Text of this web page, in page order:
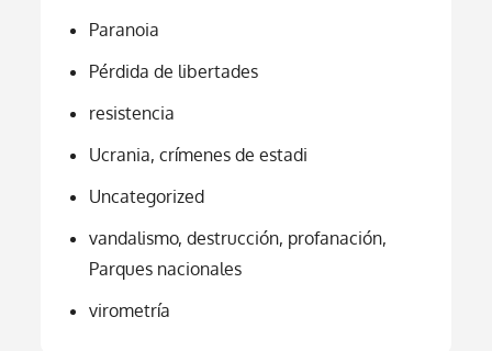
Paranoia
Pérdida de libertades
resistencia
Ucrania, crímenes de estadi
Uncategorized
vandalismo, destrucción, profanación,
Parques nacionales
virometría